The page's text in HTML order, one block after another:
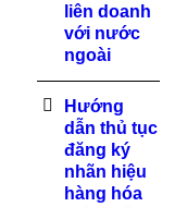
liên doanh
với nước
ngoài
Hướng
dẫn thủ tục
đăng ký
nhãn hiệu
hàng hóa